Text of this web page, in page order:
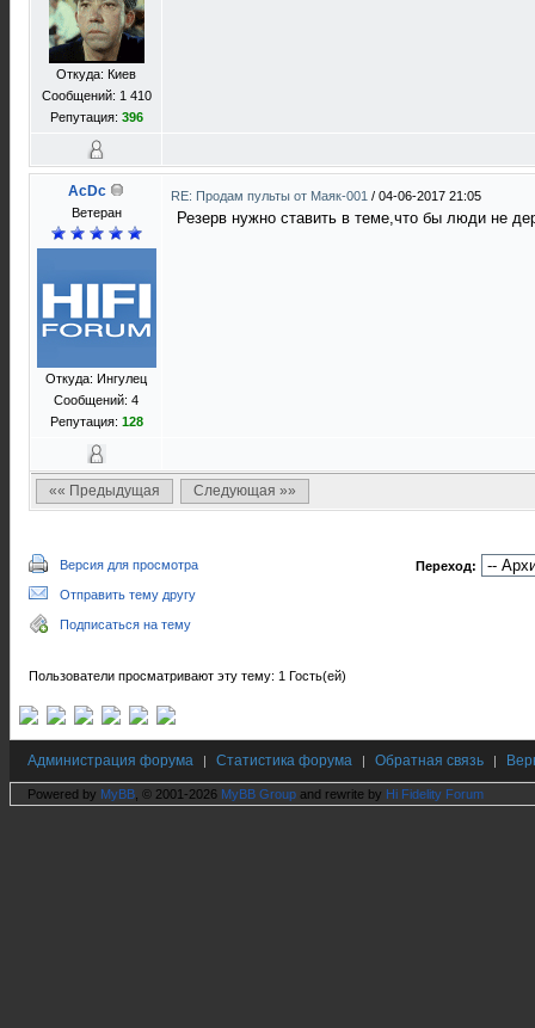
Откуда: Киев
Сообщений: 1 410
Репутация: 396
AcDc
Ветеран
Откуда: Ингулец
Сообщений: 4
Репутация: 128
RE: Продам пульты от Маяк-001 / 04-06-2017 21:05
Резерв нужно ставить в теме,что бы люди не
«« Предыдущая Следующая »»
Версия для просмотра
Отправить тему другу
Подписаться на тему
Переход:
Пользователи просматривают эту тему: 1 Гость(ей)
Администрация форума | Статистика форума | Обратная связь |
Powered by MyBB , © 2001-2026 MyBB Group and rewrite by Hi Fidelity Forum